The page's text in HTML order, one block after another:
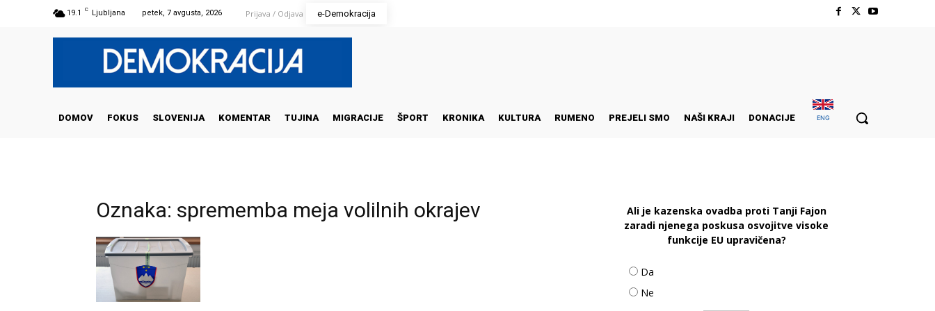
19.1 C Ljubljana petek, 7 avgusta, 2026 Prijava / Odjava e-Demokracija
DOMOV FOKUS SLOVENIJA KOMENTAR TUJINA MIGRACIJE ŠPORT KRONIKA KULTURA RUMENO PREJELI SMO NAŠI KRAJI DONACIJE ENG
Oznaka: sprememba meja volilnih okrajev
Ali je kazenska ovadba proti Tanji Fajon
zaradi njenega poskusa osvojitve visoke
funkcije EU upravičena?
Da
Ne